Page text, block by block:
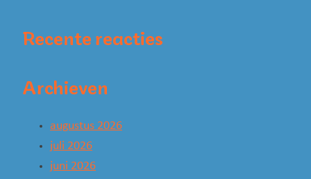
Recente reacties
Archieven
augustus 2026
juli 2026
juni 2026